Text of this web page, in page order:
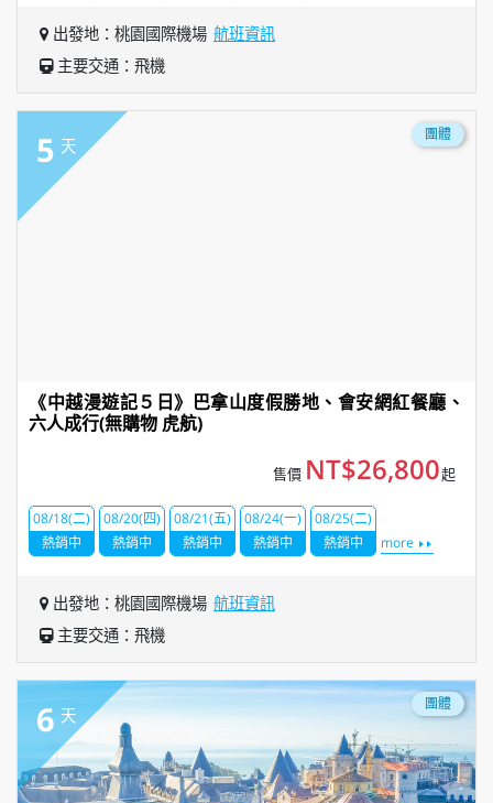
出發地：桃園國際機場 航班資訊
主要交通：飛機
5 天
團體
《中越漫遊記５日》巴拿山度假勝地、會安網紅餐廳、
六人成行(無購物 虎航)
售價 NT$26,800起
08/18(二)
熱銷中
08/20(四)
熱銷中
08/21(五)
熱銷中
08/24(一)
熱銷中
08/25(二)
熱銷中
more
出發地：桃園國際機場 航班資訊
主要交通：飛機
6 天
團體